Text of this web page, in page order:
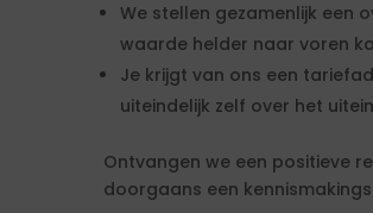
We stellen gezamenlijk een
waarde helder naar voren
Je krijgt van ons een
uiteindelijk zelf over het
Ontvangen we een positieve
doorgaans een